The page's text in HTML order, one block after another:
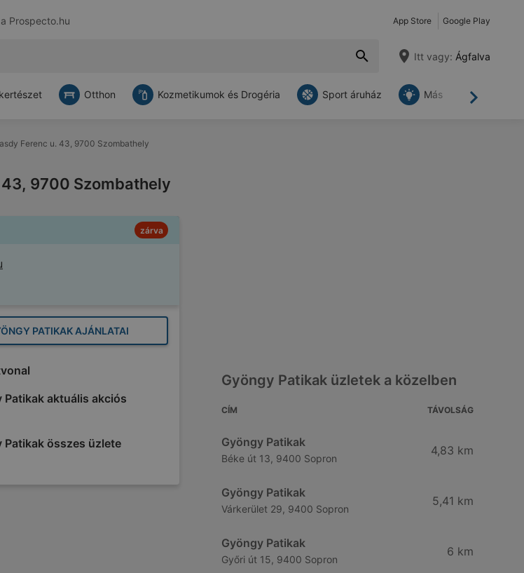
Prospecto.hu App Store Google Play
Itt vagy: Ágfalva
Tovább
Otthon Kozmetikumok és Drogéria Sport áruház Más
Ferenc u. 43, 9700 Szombathely
9700 Szombathely
zárva
PATIKAK AJÁNLATAI
Patikak aktuális akciós
Patikak összes üzlete
Gyöngy Patikak üzletek a közelben
CÍM TÁVOLSÁG
Gyöngy Patikak
Béke út 13, 9400 Sopron
4,83 km
Gyöngy Patikak
Várkerület 29, 9400 Sopron
5,41 km
Gyöngy Patikak
Győri út 15, 9400 Sopron
6 km